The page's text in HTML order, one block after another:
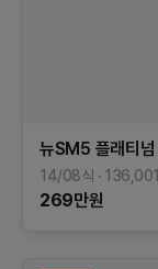
뉴SM5 플래티넘
14/08식 136,001
269만원